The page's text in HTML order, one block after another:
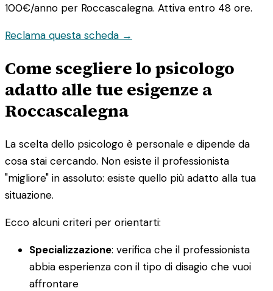
100€/anno per Roccascalegna. Attiva entro 48 ore.
Reclama questa scheda →
Come scegliere lo psicologo
adatto alle tue esigenze a
Roccascalegna
La scelta dello psicologo è personale e dipende da
cosa stai cercando. Non esiste il professionista
"migliore" in assoluto: esiste quello più adatto alla tua
situazione.
Ecco alcuni criteri per orientarti:
Specializzazione: verifica che il professionista
abbia esperienza con il tipo di disagio che vuoi
affrontare